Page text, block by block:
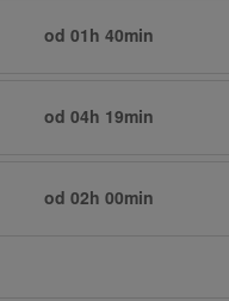
od01h 40min
od04h 19min
od02h 00min